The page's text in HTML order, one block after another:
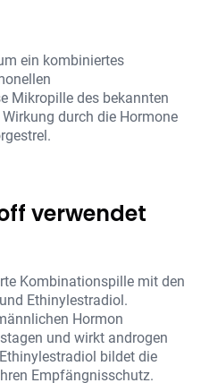
ein kombiniertes
Mikropille des bekannten
durch die Hormone
verwendet
Kombinationspille mit den
Ethinylestradiol.
Hormon
und wirkt androgen
bildet die
Empfängnisschutz.